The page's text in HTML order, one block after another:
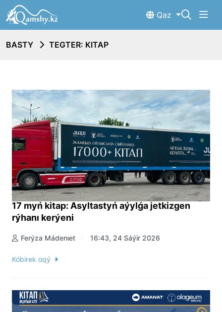
Qaz
BASTY TEGTER: KITAP
17 myń kitap: Asyltastyń aýylǵa jetkizgen
rýhanı kerýeni
Ferýza Mádenıet 16:43, 24 Sáýir 2026
Kóbirek oqý